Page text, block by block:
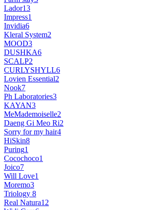
Lador13
Impress1
Invidia6
Kleral System2
MOOD3
DUSHKA6
SCALP2
CURLYSHYLL6
Lovien Essential2
Nook7
Ph Laboratories3
KAYAN3
MeMademoiselle2
Daeng Gi Meo Ri2
Sorry for my hair4
HiSkin8
Puring1
Cocochoco1
Joico7
Will Love1
Moremo3
Triology 8
Real Natura12